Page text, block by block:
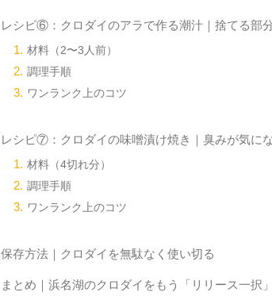
レシピ⑥：クロダイのアラで作る潮汁｜捨てる部
材料（2〜3人前）
調理手順
ワンランク上のコツ
レシピ⑦：クロダイの味噌漬け焼き｜臭みが気に
材料（4切れ分）
調理手順
ワンランク上のコツ
保存方法｜クロダイを無駄なく使い切る
まとめ｜浜名湖のクロダイをもう「リリース一択